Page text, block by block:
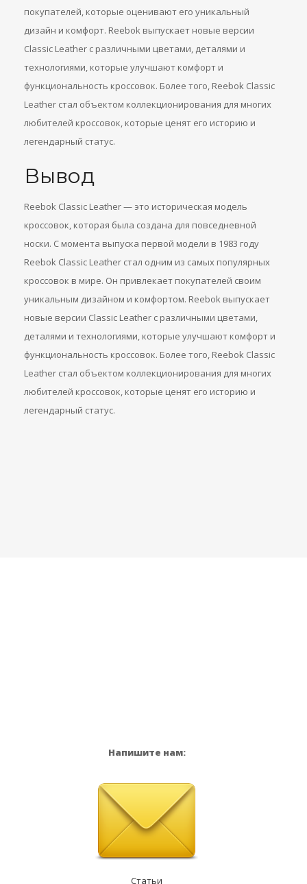
покупателей, которые оценивают его уникальный
дизайн и комфорт. Reebok выпускает новые версии
Classic Leather с различными цветами, деталями и
технологиями, которые улучшают комфорт и
функциональность кроссовок. Более того, Reebok Classic
Leather стал объектом коллекционирования для многих
любителей кроссовок, которые ценят его историю и
легендарный статус.
Вывод
Reebok Classic Leather — это историческая модель
кроссовок, которая была создана для повседневной
носки. С момента выпуска первой модели в 1983 году
Reebok Classic Leather стал одним из самых популярных
кроссовок в мире. Он привлекает покупателей своим
уникальным дизайном и комфортом. Reebok выпускает
новые версии Classic Leather с различными цветами,
деталями и технологиями, которые улучшают комфорт и
функциональность кроссовок. Более того, Reebok Classic
Leather стал объектом коллекционирования для многих
любителей кроссовок, которые ценят его историю и
легендарный статус.
Напишите нам:
Статьи